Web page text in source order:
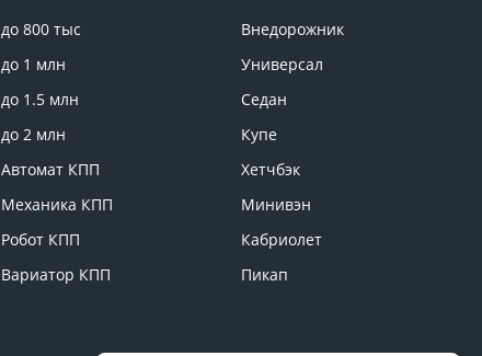
до 800 тыс
до 1 млн
до 1.5 млн
до 2 млн
Автомат КПП
Механика КПП
Робот КПП
Вариатор КПП
Внедорожник
Универсал
Седан
Купе
Хетчбэк
Минивэн
Кабриолет
Пикап